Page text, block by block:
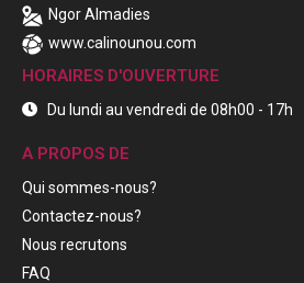
Ngor Almadies
www.calinounou.com
HORAIRES D'OUVERTURE
Du lundi au vendredi de 08h00 - 17h
A PROPOS DE
Qui sommes-nous?
Contactez-nous?
Nous recrutons
FAQ